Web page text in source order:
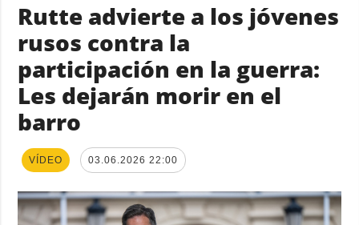
Rutte advierte a los jóvenes
rusos contra la
participación en la guerra:
Les dejarán morir en el
barro
VÍDEO 03.06.2026 22:00